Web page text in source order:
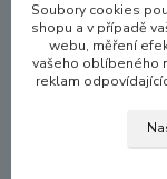
výsledný efekt byl
hlediska.
Autopotahy
a zabraňuje
na celé auto
auta s bočními
Soubory cookies
shopu a v případě
webu, měření
vašeho oblíbeného
reklam